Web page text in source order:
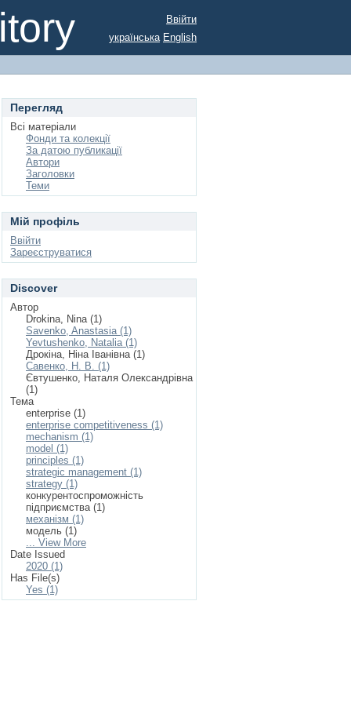
Ввійти
українська English
Перегляд
Всі матеріали
Фонди та колекції
За датою публикації
Автори
Заголовки
Теми
Мій профіль
Ввійти
Зареєструватися
Discover
Автор
Drokina, Nina (1)
Savenko, Anastasia (1)
Yevtushenko, Natalia (1)
Дрокіна, Ніна Іванівна (1)
Савенко, Н. В. (1)
Євтушенко, Наталя Олександрівна
(1)
Тема
enterprise (1)
enterprise competitiveness (1)
mechanism (1)
model (1)
principles (1)
strategic management (1)
strategy (1)
конкурентоспроможність
підприємства (1)
механізм (1)
модель (1)
... View More
Date Issued
2020 (1)
Has File(s)
Yes (1)